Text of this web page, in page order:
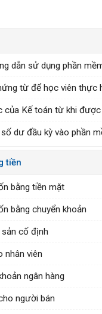
dẫn sử dụng phần
từ để học viên thực
của Kế toán từ khi
dư đầu kỳ vào phần
tiền
bằng tiền mặt
bằng chuyển khoản
sản cố định
nhân viên
ngân hàng
người bán